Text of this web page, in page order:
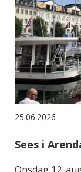
25.06.2026
Sees i